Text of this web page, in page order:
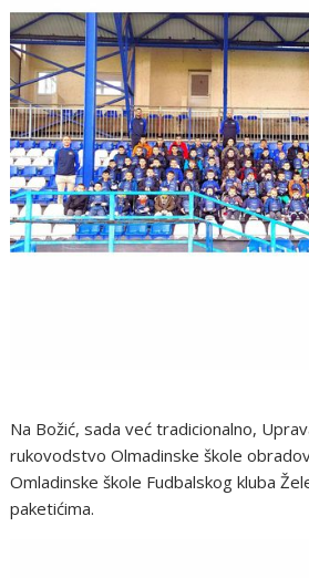
Na Božić, sada već tradicionalno,
rukovodstvo Olmadinske škole
Omladinske škole Fudbalskog kluba
paketićima.